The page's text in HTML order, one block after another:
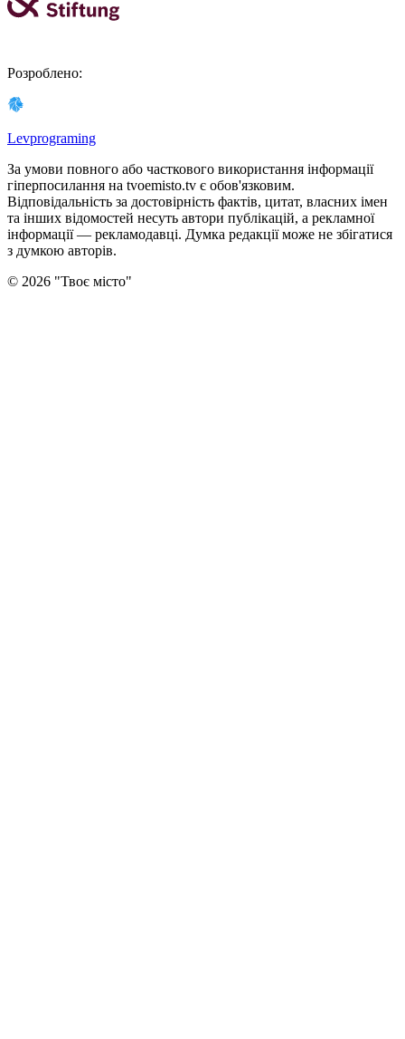
Розроблено:
Levprograming
За умови повного або часткового використання iнформацiї
гіперпосилання на tvoemisto.tv є обов'язковим.
Відповідальність за достовірність фактів, цитат, власних імен
та інших відомостей несуть автори публікацій, а рекламної
інформації — рекламодавці. Думка редакцiї може не збiгатися
з думкою авторiв.
© 2026 "Твоє місто"